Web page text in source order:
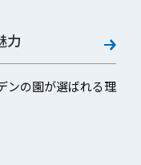
力
ンの園が選ばれる理